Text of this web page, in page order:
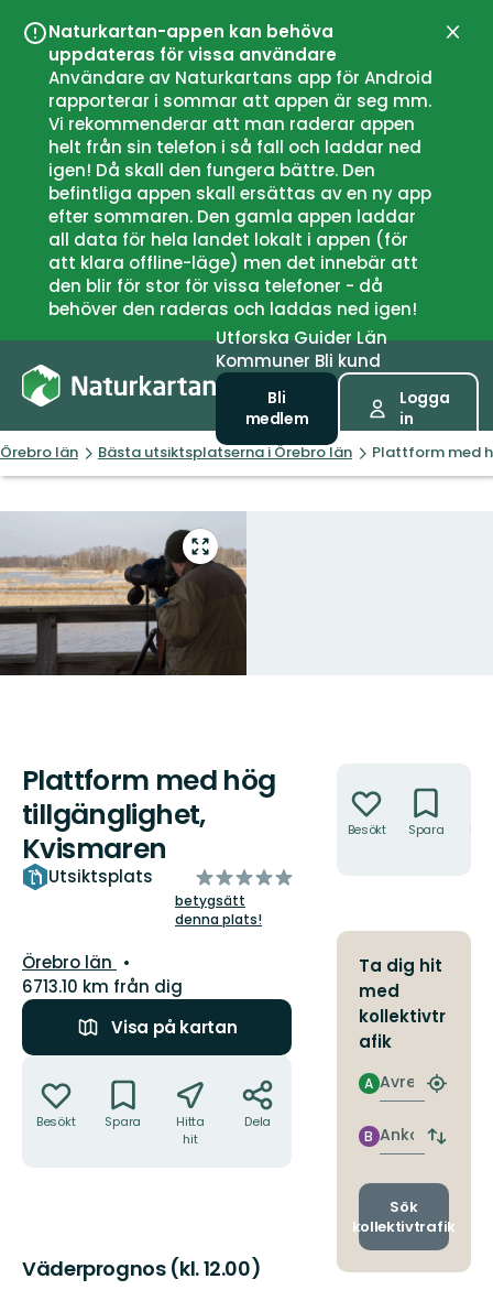
Naturkartan-appen kan behöva
uppdateras för vissa användare
Användare av Naturkartans app för Android
rapporterar i sommar att appen är seg mm.
Vi rekommenderar att man raderar appen
helt från sin telefon i så fall och laddar ned
igen! Då skall den fungera bättre. Den
befintliga appen skall ersättas av en ny app
efter sommaren. Den gamla appen laddar
all data för hela landet lokalt i appen (för
att klara offline-läge) men det innebär att
den blir för stor för vissa telefoner - då
behöver den raderas och laddas ned igen!
UtforskaGuiderLän
Kommuner Bli kund
Bli
medlem
Logga
in
Örebro län Bästa utsiktsplatserna i Örebro län Plattform med
Gå
till
helskärmsläge
Plattform med hög
tillgänglighet,
Kvismaren
Utsiktsplats
av
5
stjärnor
betygsätt
denna plats!
Län:
Örebro län
6713.10 km från dig
Visa på kartan
Besökt Spara
Hitta
hit
Dela
Väderprognos (kl. 12.00)
Besökt Spara
Ta dig hit
med
kollektivtr
afik
Avresa
A
Hitta
Ankomst
B
Byt
och
Sök
kollektivtrafik